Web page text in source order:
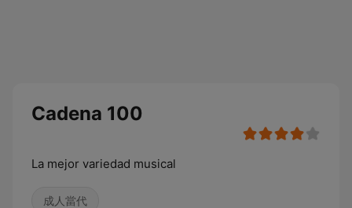
Cadena 100
La mejor variedad musical
成人當代